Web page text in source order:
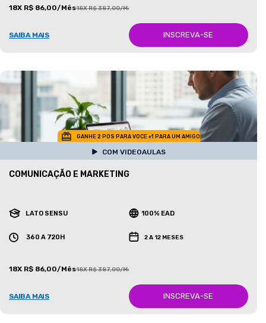
18X R$ 86,00/Mês18X R$ 387,00/Mês
SAIBA MAIS INSCREVA-SE
GANHE 2 POS PARA VOCE +1 PARA UM AMIGO
COM VIDEOAULAS
COMUNICAÇÃO E MARKETING
LATO SENSU 100% EAD
360 A 720H 2 A 12 MESES
18X R$ 86,00/Mês18X R$ 387,00/Mês
SAIBA MAIS INSCREVA-SE